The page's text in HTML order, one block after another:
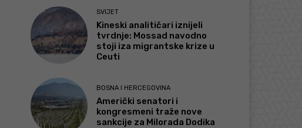
SVIJET
Kineski analitičari iznijeli
tvrdnje: Mossad navodno
stoji iza migrantske krize u
Ceuti
BOSNA I HERCEGOVINA
Američki senatori i
kongresmeni traže nove
sankcije za Milorada Dodika